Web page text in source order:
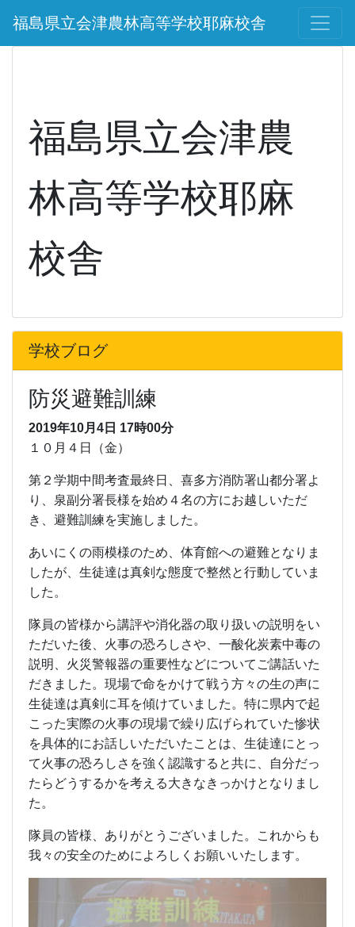
福島県立会津農林高等学校耶麻校舎
福島県立会津農
林高等学校耶麻
校舎
学校ブログ
防災避難訓練
2019年10月4日 17時00分
１０月４日（金）
第２学期中間考査最終日、喜多方消防署山都分署よ
り、泉副分署長様を始め４名の方にお越しいただ
き、避難訓練を実施しました。
あいにくの雨模様のため、体育館への避難となりま
したが、生徒達は真剣な態度で整然と行動していま
した。
隊員の皆様から講評や消化器の取り扱いの説明をい
ただいた後、火事の恐ろしさや、一酸化炭素中毒の
説明、火災警報器の重要性などについてご講話いた
だきました。現場で命をかけて戦う方々の生の声に
生徒達は真剣に耳を傾けていました。特に県内で起
こった実際の火事の現場で繰り広げられていた惨状
を具体的にお話しいただいたことは、生徒達にとっ
て火事の恐ろしさを強く認識すると共に、自分だっ
たらどうするかを考える大きなきっかけとなりまし
た。
隊員の皆様、ありがとうございました。これからも
我々の安全のためによろしくお願いいたします。